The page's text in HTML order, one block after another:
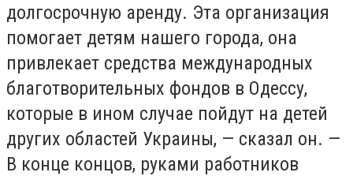
долгосрочную аренду. Эта организация
помогает детям нашего города, она
привлекает средства международных
благотворительных фондов в Одессу,
которые в ином случае пойдут на детей
других областей Украины, — сказал он. —
В конце концов, руками работников